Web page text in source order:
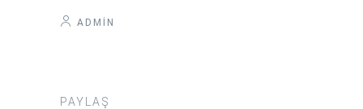
ADMIN
PAYLAŞ